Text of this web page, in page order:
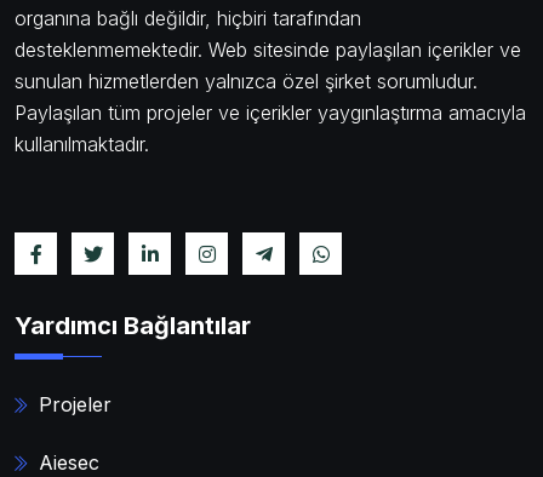
organına bağlı değildir, hiçbiri tarafından
desteklenmemektedir. Web sitesinde paylaşılan içerikler ve
sunulan hizmetlerden yalnızca özel şirket sorumludur.
Paylaşılan tüm projeler ve içerikler yaygınlaştırma amacıyla
kullanılmaktadır.
Yardımcı Bağlantılar
Projeler
Aiesec